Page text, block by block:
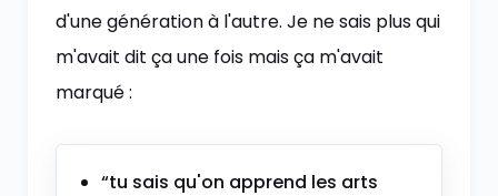
d'une génération à l'autre. Je ne sais plus qui
m'avait dit ça une fois mais ça m'avait
marqué :
“tu sais qu'on apprend les arts